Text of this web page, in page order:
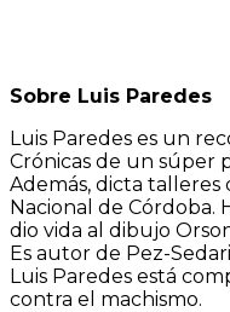
Sobre Luis Paredes
Luis Paredes es un
Crónicas de un súper
Además, dicta talleres
Nacional de Córdoba.
dio vida al dibujo
Es autor de Pez-
Luis Paredes está
contra el machismo.